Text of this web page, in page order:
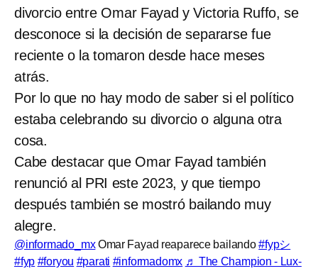
divorcio entre Omar Fayad y Victoria Ruffo, se
desconoce si la decisión de separarse fue
reciente o la tomaron desde hace meses
atrás.
Por lo que no hay modo de saber si el político
estaba celebrando su divorcio o alguna otra
cosa.
Cabe destacar que Omar Fayad también
renunció al PRI este 2023, y que tiempo
después también se mostró bailando muy
alegre.
@informado_mxOmar Fayad reaparece bailando#fypシ
#fyp #foryou #parati #informadomx ♬ The Champion - Lux-